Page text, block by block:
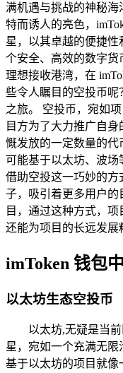
满机遇与挑战的神秘海
特而诱人的亮色，
星，以其卓越的便捷
个安全、高效的数字
理想接收港湾，在
些令人瞩目的空投币
之旅。 空投币，宛如
目方为了大力推广自
慨发放的一定数量的代
可能基于以太坊、波
借助空投这一巧妙的
子，吸引着更多用户
目，通过这种方式，项
还能为项目的长远发展
imToken 钱包
以太坊生态空投币
以太坊,无疑是当
星，宛如一个充满无
基于以太坊的项目就